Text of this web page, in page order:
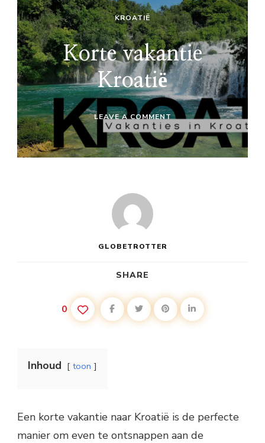
KROATIË
Korte vakantie
Kroatië
LEAVE A COMMENTON
KORTE
VAKANTIE
KROATIË
GLOBETROTTER
SHARE
0
Inhoud toon
Een korte vakantie naar Kroatië is de perfecte
manier om even te ontsnappen aan de